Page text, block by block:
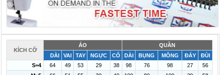
KÍCH CỠ
ÁO
QUẦN
DÀI
VAI TAY NGỰC CỔ DÀI BỤNG MÔNG ĐÁY
ĐÙI
S=4
64 49 53 29 38 98 76 98 27
56